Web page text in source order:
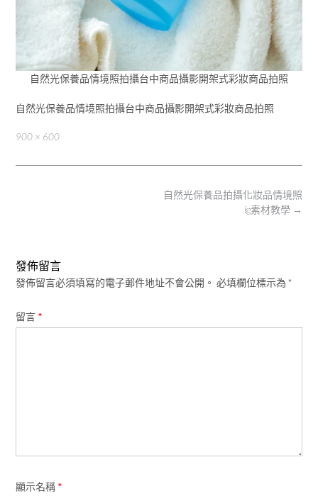
自然光保養品情境照拍攝台中商品攝影開架式彩妝商品拍照
自然光保養品情境照拍攝台中商品攝影開架式彩妝商品拍照
Full
900 × 600
自然光保養品拍攝化妝品情境照
ig素材教學 →
發佈留言
發佈留言必須填寫的電子郵件地址不會公開。 必填欄位標示為 *
留言 *
顯示名稱 *